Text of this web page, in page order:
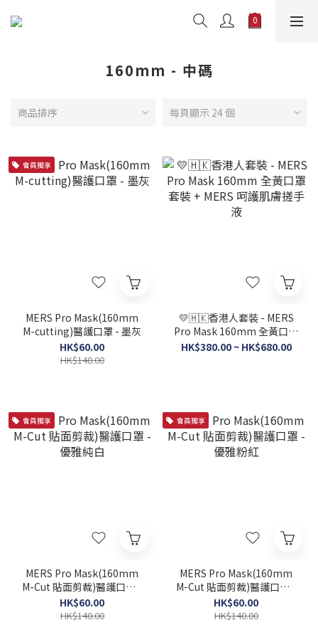
160mm - 中碼
商品排序 每頁顯示 24 個
會員獨享
MERS Pro Mask(160mm
M-cutting)醫護口罩 - 墨灰
HK$60.00
HK$140.00
💛🇭🇰香港人套裝 - MERS
Pro Mask 160mm 全黃口罩
套裝 + MERS 呵護肌膚搓手
HK$380.00 ~ HK$680.00
會員獨享
MERS Pro Mask(160mm
M-Cut 貼面剪裁)醫護口罩 -
優雅純白
HK$60.00
HK$140.00
會員獨享
MERS Pro Mask(160mm
M-Cut 貼面剪裁)醫護口罩 -
優雅粉紅
HK$60.00
HK$140.00